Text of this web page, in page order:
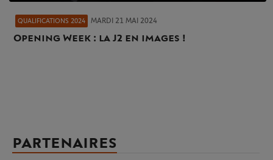
QUALIFICATIONS 2024 MARDI 21 MAI 2024
Opening Week : la J2 en images !
PARTENAIRES